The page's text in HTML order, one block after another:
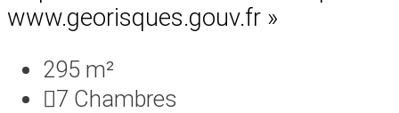
www.georisques.gouv.fr »
295 m²
7 Chambres